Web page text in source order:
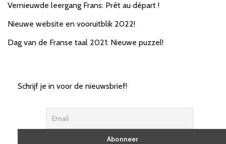
Vernieuwde leergang Frans: Prêt au départ !
Nieuwe website en vooruitblik 2022!
Dag van de Franse taal 2021: Nieuwe puzzel!
Schrijf je in voor de nieuwsbrief!